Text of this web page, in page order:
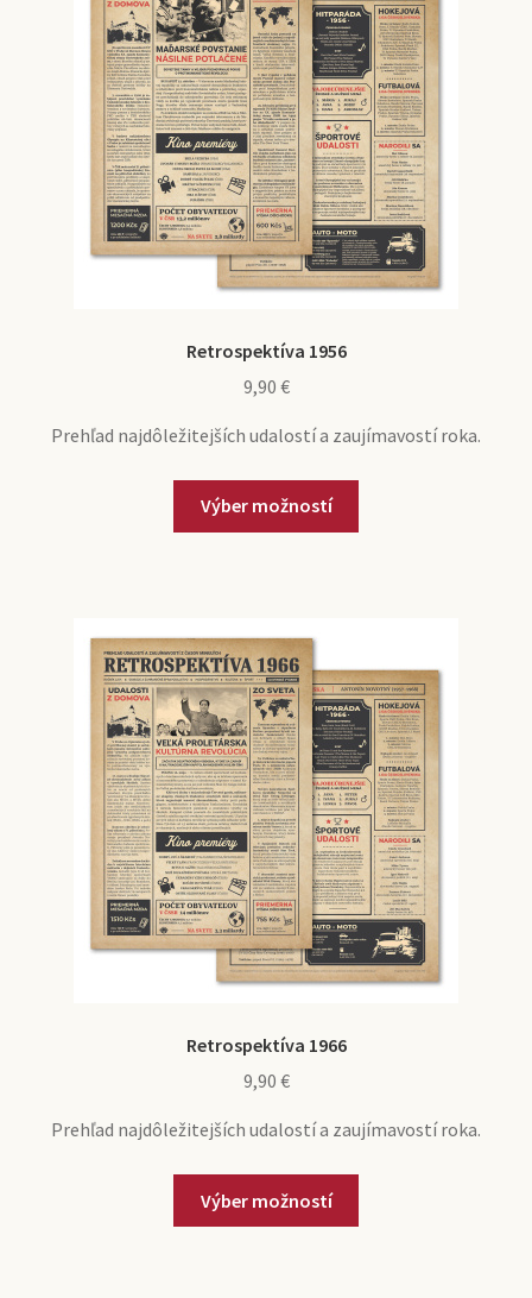
Retrospektíva 1956
9,90 €
Prehľad najdôležitejších udalostí a zaujímavostí roka.
Výber možností
Retrospektíva 1966
9,90 €
Prehľad najdôležitejších udalostí a zaujímavostí roka.
Výber možností